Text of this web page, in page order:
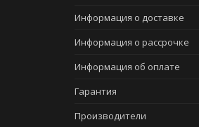
Информация о доставке
Информация о рассрочке
Информация об оплате
Гарантия
Производители